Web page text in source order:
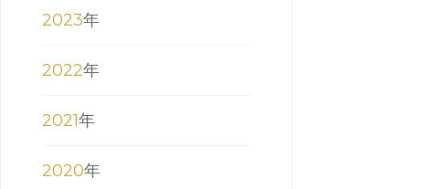
2023年
2022年
2021年
2020年